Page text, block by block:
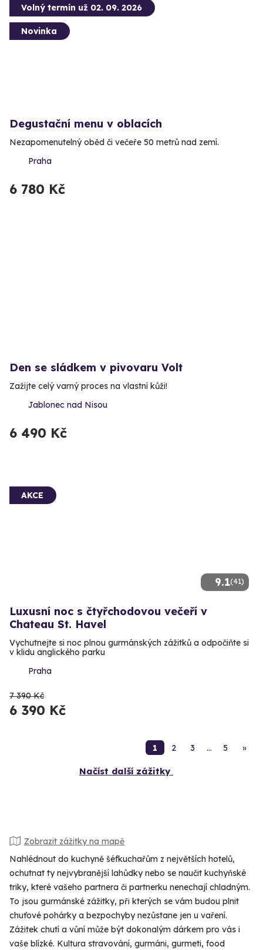
Volný termín už 02. 09. 2026
Novinka
Degustační menu v oblacích
Nezapomenutelný oběd či večeře 50 metrů nad zemí.
Praha
6 780 Kč
Den se sládkem v pivovaru Volt
Zažijte celý varný proces na vlastní kůži!
Jablonec nad Nisou
6 490 Kč
9.1(41)
AKCE
Luxusní noc s čtyřchodovou večeří v
Chateau St. Havel
Vychutnejte si noc plnou gurmánských zážitků a odpočiňte si
v klidu anglického parku
Praha
7 390 Kč
6 390 Kč
1 2 3 … 5 »
Načíst další zážitky
Zobrazit zážitky na mapě
Nahlédnout do kuchyně šéfkuchařům z největších hotelů,
ochutnat ty nejvybranější lahůdky nebo se naučit kuchyňské
triky, které vašeho partnera či partnerku nenechají chladným.
To jsou gurmánské zážitky, při kterých se vám budou plnit
chuťové pohárky a bezpochyby nezůstane jen u vaření.
Zážitek chutí a vůní může být dokonalým dárkem pro vás i
vaše blízké. Kultura stravování, gurmáni, gurmeti, food